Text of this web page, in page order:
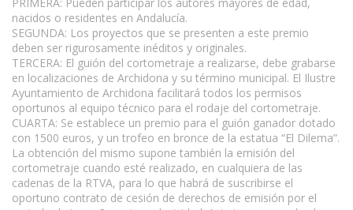
nacidos o residentes en Andalucía.
SEGUNDA: Los proyectos que se presenten a este premio
deben ser rigurosamente inéditos y originales.
TERCERA: El guión del cortometraje a realizarse, debe grabarse
en localizaciones de Archidona y su término municipal. El Ilustre
Ayuntamiento de Archidona facilitará todos los permisos
oportunos al equipo técnico para el rodaje del cortometraje.
CUARTA: Se establece un premio para el guión ganador dotado
con 1500 euros, y un trofeo en bronce de la estatua “El Dilema”.
La obtención del mismo supone también la emisión del
cortometraje cuando esté realizado, en cualquiera de las
cadenas de la RTVA, para lo que habrá de suscribirse el
oportuno contrato de cesión de derechos de emisión por el